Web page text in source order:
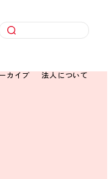
検索
カイブ 法人について